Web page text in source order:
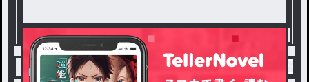
トップ 夢小説 1番の宝物 / もも🍑@投稿スター